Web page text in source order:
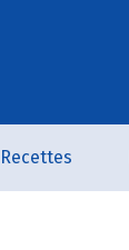
Recettes